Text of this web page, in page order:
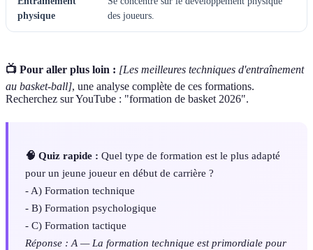
physique
des joueurs.
📺 Pour aller plus loin : [Les meilleures techniques d'entraînement
au basket-ball], une analyse complète de ces formations.
Recherchez sur YouTube : "formation de basket 2026".
🧠 Quiz rapide : Quel type de formation est le plus adapté
pour un jeune joueur en début de carrière ?
- A) Formation technique
- B) Formation psychologique
- C) Formation tactique
Réponse : A — La formation technique est primordiale pour